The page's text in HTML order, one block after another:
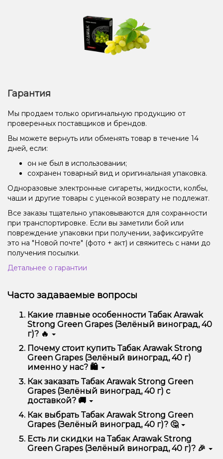
Гарантия
Мы продаем только оригинальную продукцию от
проверенных поставщиков и брендов.
Вы можете вернуть или обменять товар в течение 14
дней, если:
он не был в использовании;
сохранен товарный вид и оригинальная упаковка.
Одноразовые электронные сигареты, жидкости, колбы,
чаши и другие товары с уценкой возврату не подлежат.
Все заказы тщательно упаковываются для сохранности
при транспортировке. Если вы заметили бой или
повреждение упаковки при получении, зафиксируйте
это на "Новой почте" (фото + акт) и свяжитесь с нами до
получения посылки.
Детальнее о гарантии
Часто задаваемые вопросы
Какие главные особенности Табак Arawak
Strong Green Grapes (Зелёный виноград, 40
г)? 🔥
Табак Arawak Strong Green Grapes (Зелёный
виноград, 40 г) отличается высоким качеством,
удобством использования и надежностью.
Почему стоит купить Табак Arawak Strong
Green Grapes (Зелёный виноград, 40 г)
именно у нас? 🛍️
Мы предлагаем только оригинальную продукцию,
широкий ассортимент, выгодные цены и быструю
доставку. Кроме того, у нас регулярные акции и
скидки для клиентов!
Как заказать Табак Arawak Strong Green
Grapes (Зелёный виноград, 40 г) с
доставкой? 🚚
Оформить заказ можно в несколько кликов:
Добавьте Табак Arawak Strong Green Grapes
(Зелёный виноград, 40 г) в корзину.
Перейдите к оформлению заказа.
Как выбрать Табак Arawak Strong Green
Grapes (Зелёный виноград, 40 г)? 🤔
Выбор зависит от ваших предпочтений – например,
если это кальян, учитывайте размер, материал и тип
чаши, если вейп – мощность и вкус. Наши
Есть ли скидки на Табак Arawak Strong
Green Grapes (Зелёный виноград, 40 г)? 🎉